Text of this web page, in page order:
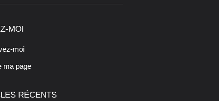
MOI
moi
ma page
RÉCENTS